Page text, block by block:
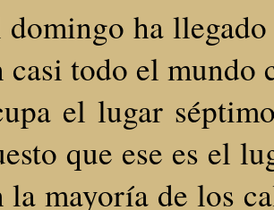
ha
casi todo el mundo
el lugar
que ese es el
la mayoría de los